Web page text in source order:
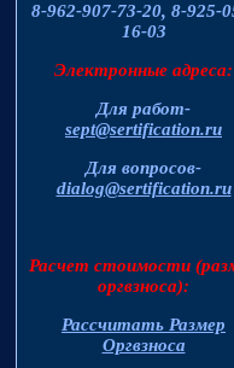
8-962-907-73-20, 8-925-
16-03
Электронные адреса:
Для работ-
sept@sertification.ru
Для вопросов-
dialog@sertification.ru
Расчет стоимости
оргвзноса):
Рассчитать Размер
Оргвзноса